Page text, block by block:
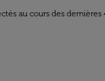
au cours des